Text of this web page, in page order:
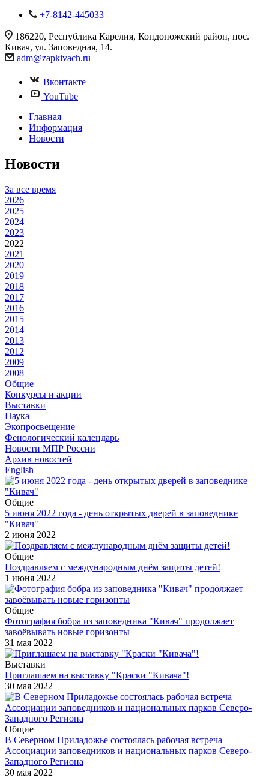
+7-8142-445033
186220, Республика Карелия, Кондопожский район, пос.
Кивач, ул. Заповедная, 14.
adm@zapkivach.ru
Вконтакте
YouTube
Главная
Информация
Новости
Новости
За все время
2026
2025
2024
2023
2022
2021
2020
2019
2018
2017
2016
2015
2014
2013
2012
2009
2008
Общие
Конкурсы и акции
Выставки
Наука
Экопросвещение
Фенологический календарь
Новости МПР России
Архив новостей
English
Общие
5 июня 2022 года - день открытых дверей в заповеднике
"Кивач"
2 июня 2022
Общие
Поздравляем с международным днём защиты детей!
1 июня 2022
Общие
Фотография бобра из заповедника "Кивач" продолжает
завоёвывать новые горизонты
31 мая 2022
Выставки
Приглашаем на выставку "Краски "Кивача"!
30 мая 2022
Общие
В Северном Приладожье состоялась рабочая встреча
Ассоциации заповедников и национальных парков Северо-
Западного Региона
30 мая 2022